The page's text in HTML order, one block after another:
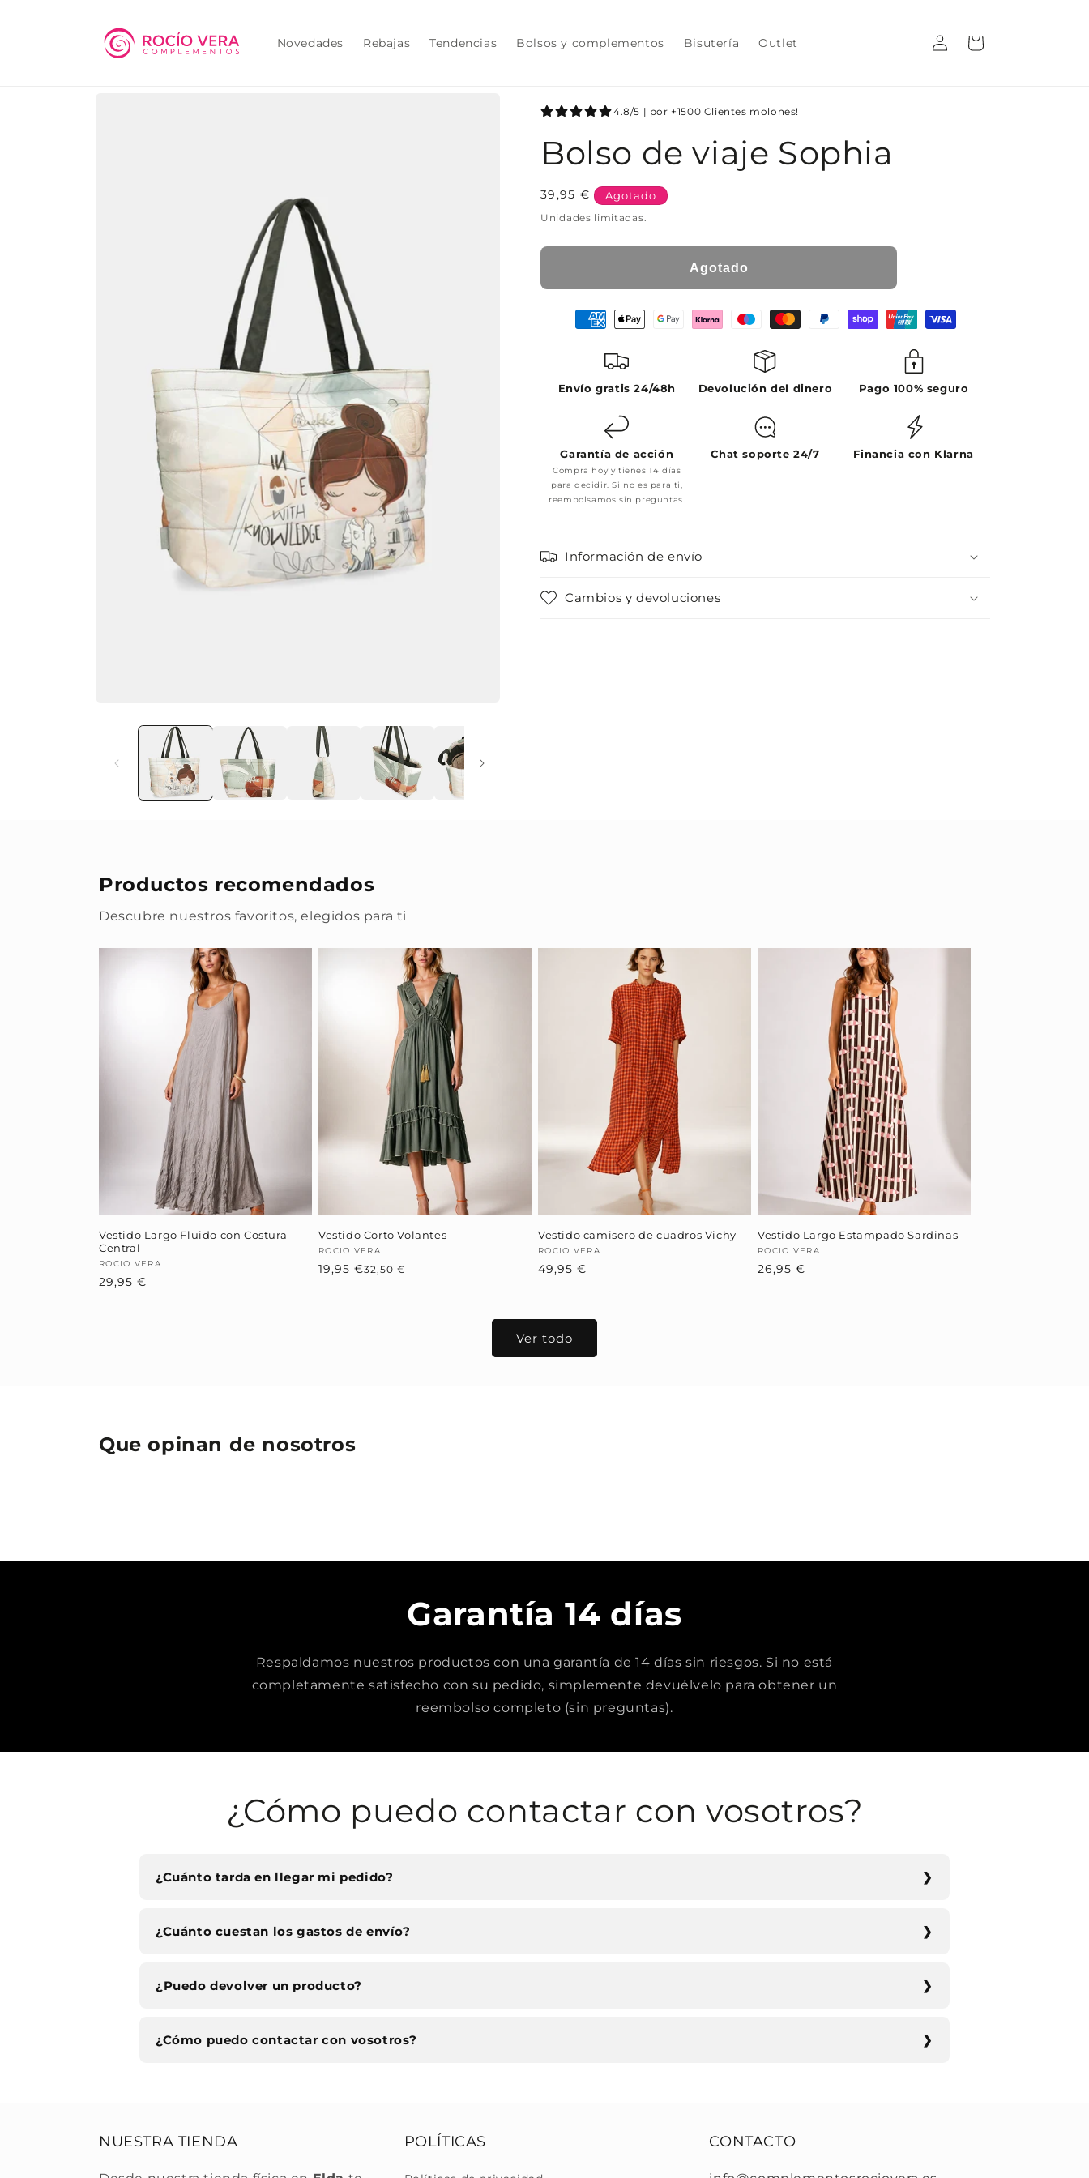
Novedades Rebajas Tendencias Bolsos y complementos Bisutería Outlet
Iniciar
sesión
Carrito
4.8/5 | por +1500 Clientes molones!
Bolso de viaje Sophia
Precio
habitual
39,95 € Agotado
Unidades limitadas.
Agotado
Envío gratis 24/48h Devolución del dinero Pago 100% seguro
Garantía de acción
Compra hoy y tienes 14 días
para decidir. Si no es para ti,
reembolsamos sin preguntas.
Chat soporte 24/7 Financia con Klarna
Información de envío
Cambios y devoluciones
Productos recomendados
Descubre nuestros favoritos, elegidos para ti
Vestido Largo Fluido con Costura
Central
Proveedor:
ROCIO VERA
Precio
29,95 €
Vestido Corto Volantes
Proveedor:
ROCIO VERA
32,50 €
19,95 €
Vestido camisero de cuadros Vichy
Proveedor:
ROCIO VERA
Precio
49,95 €
Vestido Largo Estampado Sardinas
Proveedor:
ROCIO VERA
Precio
26,95 €
Ver todo
Que opinan de nosotros
Garantía 14 días
Respaldamos nuestros productos con una garantía de 14 días sin riesgos. Si no está
completamente satisfecho con su pedido, simplemente devuélvelo para obtener un
reembolso completo (sin preguntas).
¿Cómo puedo contactar con vosotros?
¿Cuánto tarda en llegar mi pedido?
¿Cuánto cuestan los gastos de envío?
¿Puedo devolver un producto?
¿Cómo puedo contactar con vosotros?
NUESTRA TIENDA POLÍTICAS CONTACTO